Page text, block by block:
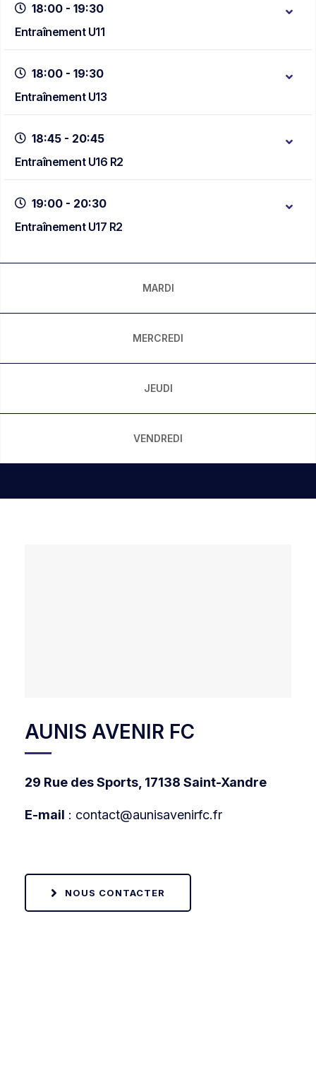
18:00 - 19:30
Entraînement U11
18:00 - 19:30
Entraînement U13
18:45 - 20:45
Entraînement U16 R2
19:00 - 20:30
Entraînement U17 R2
MARDI
MERCREDI
JEUDI
VENDREDI
AUNIS AVENIR FC
29 Rue des Sports, 17138 Saint-Xandre
E-mail : contact@aunisavenirfc.fr
NOUS CONTACTER